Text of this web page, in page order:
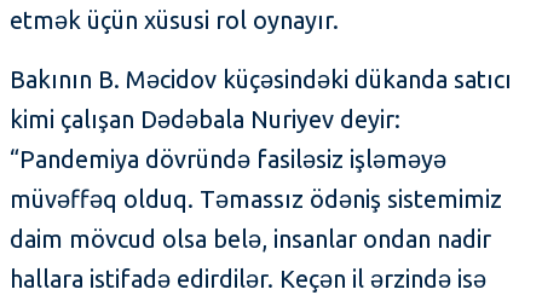
etmək üçün xüsusi rol oynayır.
Bakının B. Məcidov küçəsindəki dükanda satıcı
kimi çalışan Dədəbala Nuriyev deyir:
“Pandemiya dövründə fasiləsiz işləməyə
müvəffəq olduq. Təmassız ödəniş sistemimiz
daim mövcud olsa belə, insanlar ondan nadir
hallara istifadə edirdilər. Keçən il ərzində isə